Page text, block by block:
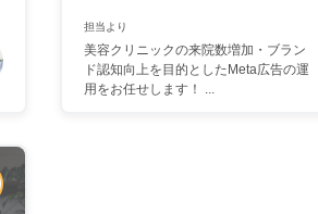
担当より
美容クリニックの来院数増加・ブラン
ド認知向上を目的としたMeta広告の運
用をお任せします！ ...